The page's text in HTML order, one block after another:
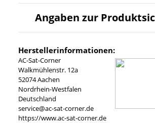
Angaben zur
Herstellerinformationen:
AC-Sat-Corner
Walkmühlenstr. 12a
52074 Aachen
Nordrhein-Westfalen
Deutschland
service@ac-sat-corner.de
https://www.ac-sat-corner.de